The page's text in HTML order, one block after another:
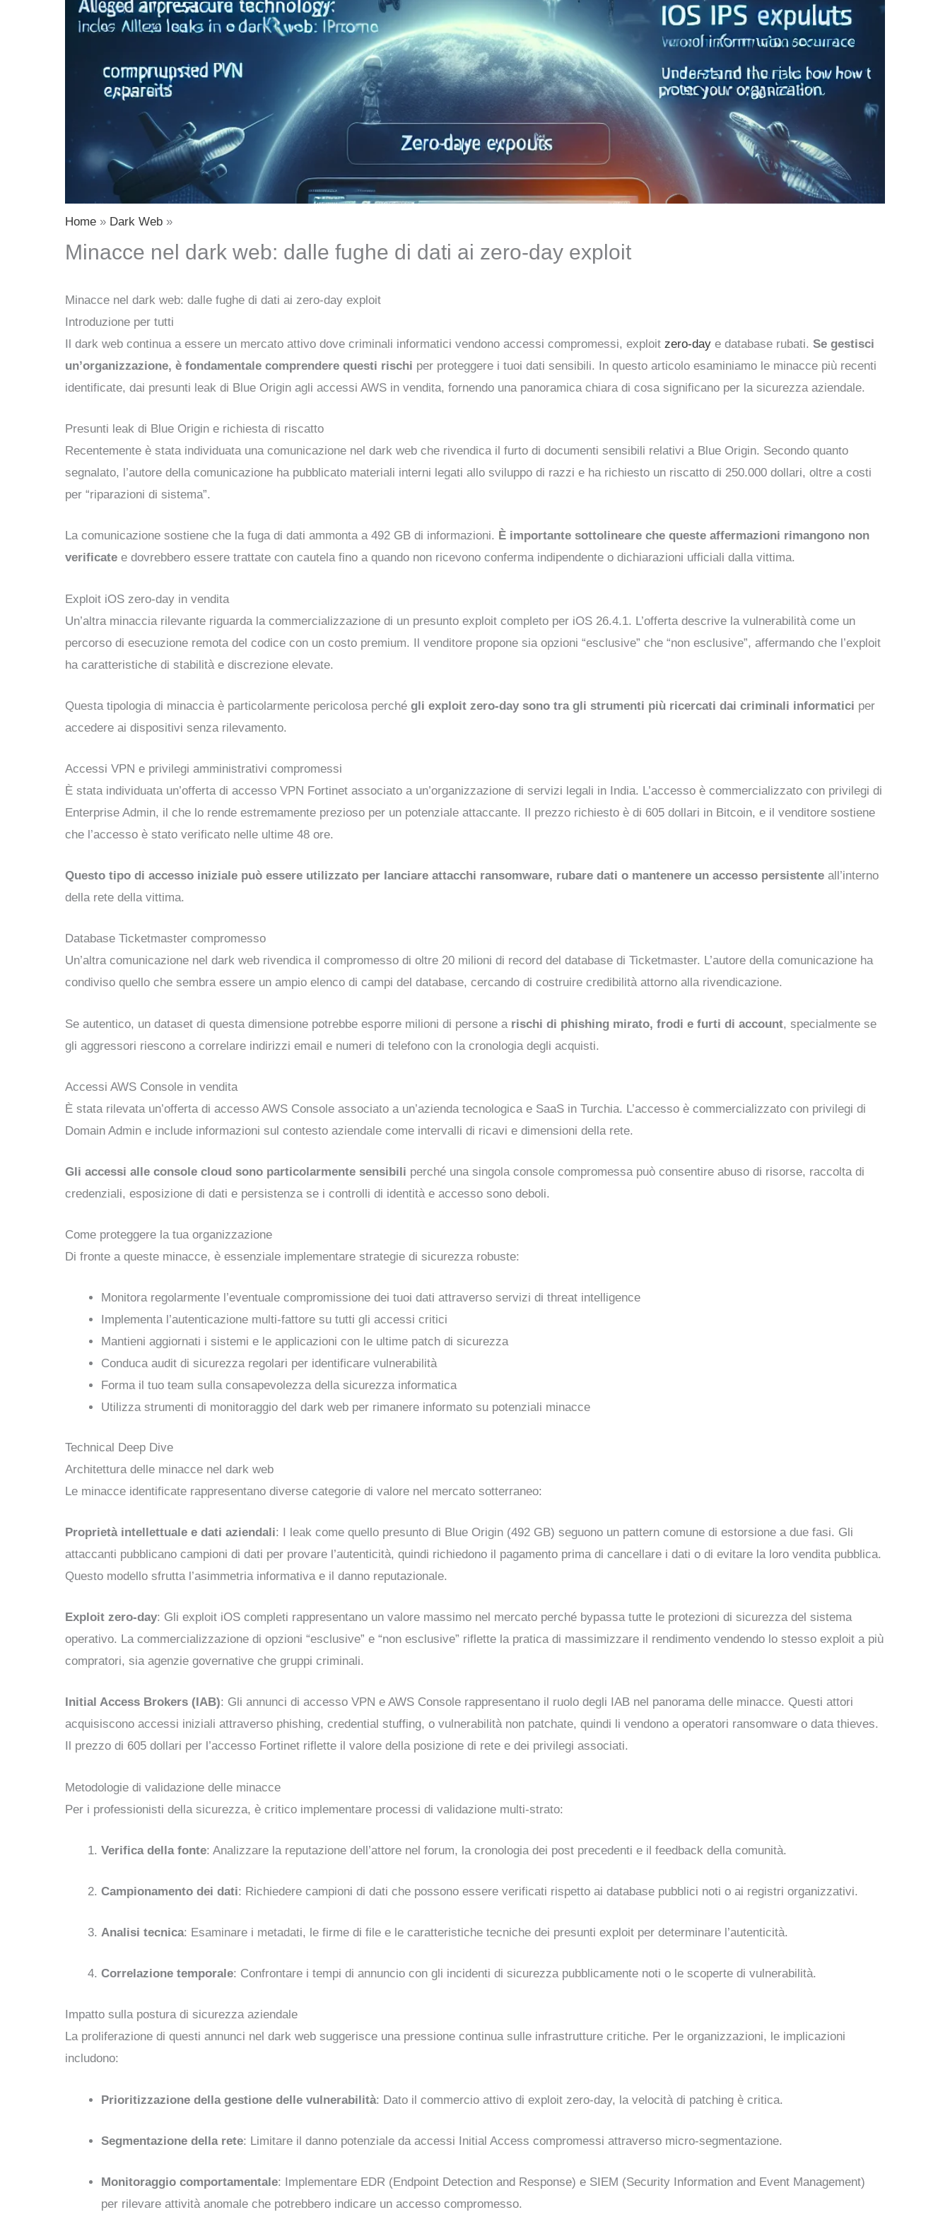
Home Dark Web
Minacce nel dark web: dalle fughe di dati ai zero-day exploit
Minacce nel dark web: dalle fughe di dati ai zero-day exploit
Introduzione per tutti
Il dark web continua a essere un mercato attivo dove criminali informatici vendono accessi compromessi, exploit zero-day e database rubati. Se gestisci
un’organizzazione, è fondamentale comprendere questi rischi per proteggere i tuoi dati sensibili. In questo articolo esaminiamo le minacce più recenti
identificate, dai presunti leak di Blue Origin agli accessi AWS in vendita, fornendo una panoramica chiara di cosa significano per la sicurezza aziendale.
Presunti leak di Blue Origin e richiesta di riscatto
Recentemente è stata individuata una comunicazione nel dark web che rivendica il furto di documenti sensibili relativi a Blue Origin. Secondo quanto
segnalato, l’autore della comunicazione ha pubblicato materiali interni legati allo sviluppo di razzi e ha richiesto un riscatto di 250.000 dollari, oltre a costi
per “riparazioni di sistema”.
La comunicazione sostiene che la fuga di dati ammonta a 492 GB di informazioni. È importante sottolineare che queste affermazioni rimangono non
verificate e dovrebbero essere trattate con cautela fino a quando non ricevono conferma indipendente o dichiarazioni ufficiali dalla vittima.
Exploit iOS zero-day in vendita
Un’altra minaccia rilevante riguarda la commercializzazione di un presunto exploit completo per iOS 26.4.1. L’offerta descrive la vulnerabilità come un
percorso di esecuzione remota del codice con un costo premium. Il venditore propone sia opzioni “esclusive” che “non esclusive”, affermando che l’exploit
ha caratteristiche di stabilità e discrezione elevate.
Questa tipologia di minaccia è particolarmente pericolosa perché gli exploit zero-day sono tra gli strumenti più ricercati dai criminali informatici per
accedere ai dispositivi senza rilevamento.
Accessi VPN e privilegi amministrativi compromessi
È stata individuata un’offerta di accesso VPN Fortinet associato a un’organizzazione di servizi legali in India. L’accesso è commercializzato con privilegi di
Enterprise Admin, il che lo rende estremamente prezioso per un potenziale attaccante. Il prezzo richiesto è di 605 dollari in Bitcoin, e il venditore sostiene
che l’accesso è stato verificato nelle ultime 48 ore.
Questo tipo di accesso iniziale può essere utilizzato per lanciare attacchi ransomware, rubare dati o mantenere un accesso persistente all’interno
della rete della vittima.
Database Ticketmaster compromesso
Un’altra comunicazione nel dark web rivendica il compromesso di oltre 20 milioni di record del database di Ticketmaster. L’autore della comunicazione ha
condiviso quello che sembra essere un ampio elenco di campi del database, cercando di costruire credibilità attorno alla rivendicazione.
Se autentico, un dataset di questa dimensione potrebbe esporre milioni di persone a rischi di phishing mirato, frodi e furti di account, specialmente se
gli aggressori riescono a correlare indirizzi email e numeri di telefono con la cronologia degli acquisti.
Accessi AWS Console in vendita
È stata rilevata un’offerta di accesso AWS Console associato a un’azienda tecnologica e SaaS in Turchia. L’accesso è commercializzato con privilegi di
Domain Admin e include informazioni sul contesto aziendale come intervalli di ricavi e dimensioni della rete.
Gli accessi alle console cloud sono particolarmente sensibili perché una singola console compromessa può consentire abuso di risorse, raccolta di
credenziali, esposizione di dati e persistenza se i controlli di identità e accesso sono deboli.
Come proteggere la tua organizzazione
Di fronte a queste minacce, è essenziale implementare strategie di sicurezza robuste:
Monitora regolarmente l’eventuale compromissione dei tuoi dati attraverso servizi di threat intelligence
Implementa l’autenticazione multi-fattore su tutti gli accessi critici
Mantieni aggiornati i sistemi e le applicazioni con le ultime patch di sicurezza
Conduca audit di sicurezza regolari per identificare vulnerabilità
Forma il tuo team sulla consapevolezza della sicurezza informatica
Utilizza strumenti di monitoraggio del dark web per rimanere informato su potenziali minacce
Technical Deep Dive
Architettura delle minacce nel dark web
Le minacce identificate rappresentano diverse categorie di valore nel mercato sotterraneo:
Proprietà intellettuale e dati aziendali: I leak come quello presunto di Blue Origin (492 GB) seguono un pattern comune di estorsione a due fasi. Gli
attaccanti pubblicano campioni di dati per provare l’autenticità, quindi richiedono il pagamento prima di cancellare i dati o di evitare la loro vendita pubblica.
Questo modello sfrutta l’asimmetria informativa e il danno reputazionale.
Exploit zero-day: Gli exploit iOS completi rappresentano un valore massimo nel mercato perché bypassa tutte le protezioni di sicurezza del sistema
operativo. La commercializzazione di opzioni “esclusive” e “non esclusive” riflette la pratica di massimizzare il rendimento vendendo lo stesso exploit a più
compratori, sia agenzie governative che gruppi criminali.
Initial Access Brokers (IAB): Gli annunci di accesso VPN e AWS Console rappresentano il ruolo degli IAB nel panorama delle minacce. Questi attori
acquisiscono accessi iniziali attraverso phishing, credential stuffing, o vulnerabilità non patchate, quindi li vendono a operatori ransomware o data thieves.
Il prezzo di 605 dollari per l’accesso Fortinet riflette il valore della posizione di rete e dei privilegi associati.
Metodologie di validazione delle minacce
Per i professionisti della sicurezza, è critico implementare processi di validazione multi-strato:
Verifica della fonte: Analizzare la reputazione dell’attore nel forum, la cronologia dei post precedenti e il feedback della comunità.
Campionamento dei dati: Richiedere campioni di dati che possono essere verificati rispetto ai database pubblici noti o ai registri organizzativi.
Analisi tecnica: Esaminare i metadati, le firme di file e le caratteristiche tecniche dei presunti exploit per determinare l’autenticità.
Correlazione temporale: Confrontare i tempi di annuncio con gli incidenti di sicurezza pubblicamente noti o le scoperte di vulnerabilità.
Impatto sulla postura di sicurezza aziendale
La proliferazione di questi annunci nel dark web suggerisce una pressione continua sulle infrastrutture critiche. Per le organizzazioni, le implicazioni
includono:
Prioritizzazione della gestione delle vulnerabilità: Dato il commercio attivo di exploit zero-day, la velocità di patching è critica.
Segmentazione della rete: Limitare il danno potenziale da accessi Initial Access compromessi attraverso micro-segmentazione.
Monitoraggio comportamentale: Implementare EDR (Endpoint Detection and Response) e SIEM (Security Information and Event Management)
per rilevare attività anomale che potrebbero indicare un accesso compromesso.